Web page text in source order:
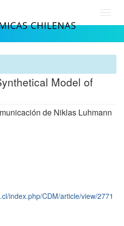
Model of
de Niklas Luhmann
index.php/CDM/article/view/2771